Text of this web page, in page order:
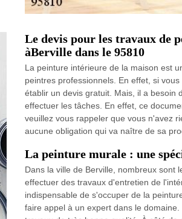
Le devis pour les travaux de
àBerville dans le 95810
La peinture intérieure de la maison est
peintres professionnels. En effet, si
établir un devis gratuit. Mais, il a besoin
effectuer les tâches. En effet, ce
veuillez vous rappeler que vous n'avez
aucune obligation qui va naître de sa
La peinture murale : une
Dans la ville de Berville, nombreux sont
effectuer des travaux d'entretien de
indispensable de s'occuper de la
faire appel à un expert dans le